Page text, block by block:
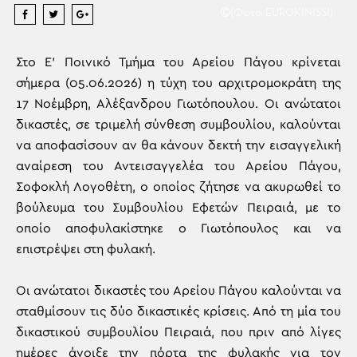
Στο Ε’ Ποινικό Τμήμα του Αρείου Πάγου κρίνεται
σήμερα (05.06.2026) η τύχη του αρχιτρομοκράτη της
17 Νοέμβρη, Αλέξανδρου Γιωτόπουλου. Οι ανώτατοι
δικαστές, σε τριμελή σύνθεση συμβουλίου, καλούνται
να αποφασίσουν αν θα κάνουν δεκτή την εισαγγελική
αναίρεση του Αντεισαγγελέα του Αρείου Πάγου,
Σοφοκλή Λογοθέτη, ο οποίος ζήτησε να ακυρωθεί το
βούλευμα του Συμβουλίου Εφετών Πειραιά, με το
οποίο αποφυλακίστηκε ο Γιωτόπουλος και να
επιστρέψει στη φυλακή.
Οι ανώτατοι δικαστές του Αρείου Πάγου καλούνται να
σταθμίσουν τις δύο δικαστικές κρίσεις. Από τη μία του
δικαστικού συμβουλίου Πειραιά, που πριν από λίγες
ημέρες άνοιξε την πόρτα της φυλακής για τον